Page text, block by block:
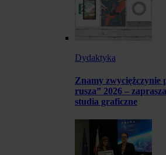
Dydaktyka
Znamy zwyciężczynie
rusza” 2026 –
studia graficzne